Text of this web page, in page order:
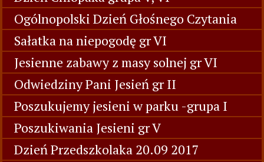
Ogólnopolski Dzień Głośnego Czytania
Sałatka na niepogodę gr VI
Jesienne zabawy z masy solnej gr VI
Odwiedziny Pani Jesień gr II
Poszukujemy jesieni w parku -grupa I
Poszukiwania Jesieni gr V
Dzień Przedszkolaka 20.09 2017